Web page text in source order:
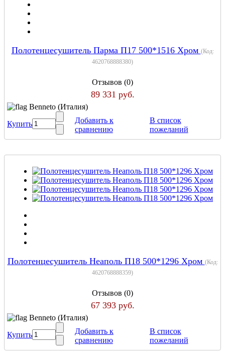
Полотенцесушитель Парма П17 500*1516 Хром (Код:
4620768888380)
Отзывов (0)
89 331 руб.
Benneto (Италия)
Купить
Добавить к
сравнению
В список
пожеланий
Полотенцесушитель Неаполь П18 500*1296 Хром (Код:
4620768888359)
Отзывов (0)
67 393 руб.
Benneto (Италия)
Купить
Добавить к
сравнению
В список
пожеланий